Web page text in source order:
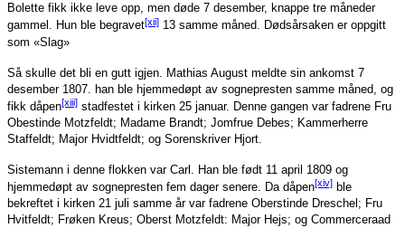
Bolette fikk ikke leve opp, men døde 7 desember, knappe tre måneder
gammel. Hun ble begravet[xii] 13 samme måned. Dødsårsaken er oppgitt
som «Slag»
Så skulle det bli en gutt igjen. Mathias August meldte sin ankomst 7
desember 1807. han ble hjemmedøpt av sognepresten samme måned, og
fikk dåpen[xiii] stadfestet i kirken 25 januar. Denne gangen var fadrene Fru
Obestinde Motzfeldt; Madame Brandt; Jomfrue Debes; Kammerherre
Staffeldt; Major Hvidtfeldt; og Sorenskriver Hjort.
Sistemann i denne flokken var Carl. Han ble født 11 april 1809 og
hjemmedøpt av sognepresten fem dager senere. Da dåpen[xiv] ble
bekreftet i kirken 21 juli samme år var fadrene Oberstinde Dreschel; Fru
Hvitfeldt; Frøken Kreus; Oberst Motzfeldt: Major Hejs; og Commerceraad